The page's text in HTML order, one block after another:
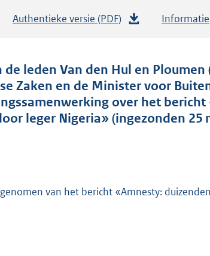
Authentieke versie (PDF)
t
a
n
d
o
Informatie
de leden Van den Hul en
Zaken en de Minister voor
over het
leger Nigeria» (ingezonden 25
van het bericht «Amnesty: